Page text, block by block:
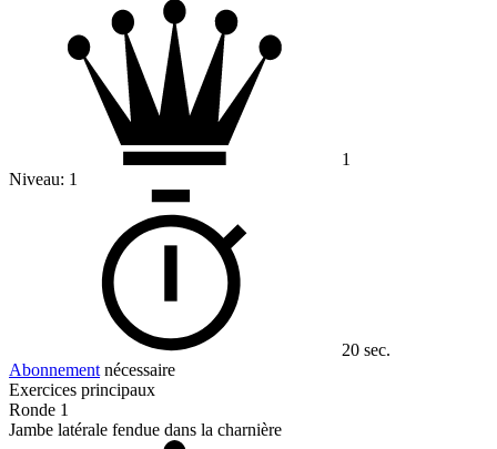
1
Niveau: 1
20 sec.
Abonnement nécessaire
Exercices principaux
Ronde 1
Jambe latérale fendue dans la charnière